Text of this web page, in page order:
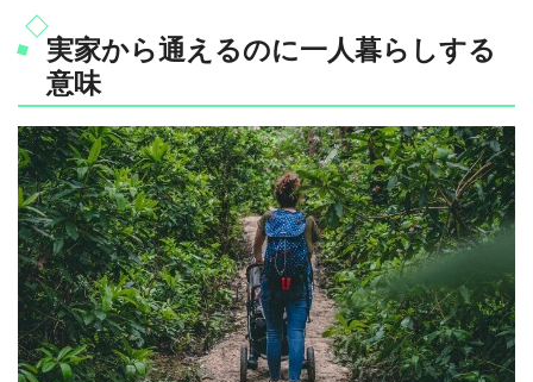
実家から通えるのに一人暮らしする
意味